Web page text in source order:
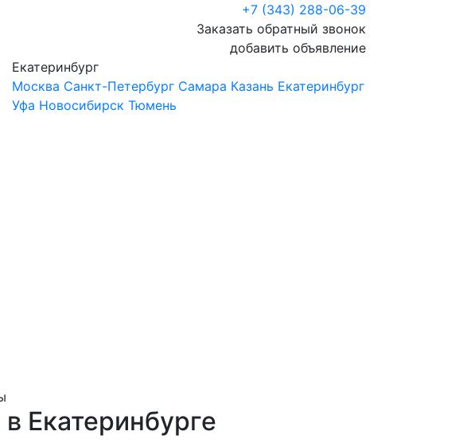
+7 (343) 288-06-39
Заказать обратный звонок
добавить объявление
Екатеринбург
Москва Санкт-Петербург Самара Казань Екатеринбург
Уфа Новосибирск Тюмень
Екатеринбурге